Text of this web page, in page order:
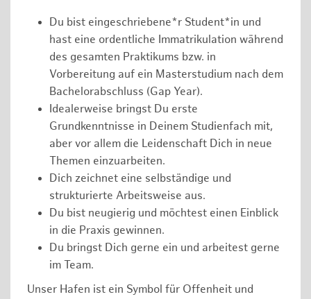
Du bist eingeschriebene*r Student*in und
hast eine ordentliche Immatrikulation während
des gesamten Praktikums bzw. in
Vorbereitung auf ein Masterstudium nach dem
Bachelorabschluss (Gap Year).
Idealerweise bringst Du erste
Grundkenntnisse in Deinem Studienfach mit,
aber vor allem die Leidenschaft Dich in neue
Themen einzuarbeiten.
Dich zeichnet eine selbständige und
strukturierte Arbeitsweise aus.
Du bist neugierig und möchtest einen Einblick
in die Praxis gewinnen.
Du bringst Dich gerne ein und arbeitest gerne
im Team.
Unser Hafen ist ein Symbol für Offenheit und